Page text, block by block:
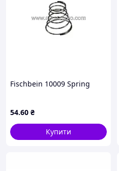
Fischbein 10009 Spring
54.60 ₴
Купити